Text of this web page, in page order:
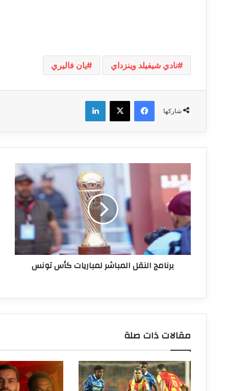
نادي شيفيلد وينزداي يان فاليري
شاركها
فيسبوك ‫X لينكدإن
النقل
المباشر
لمباريات
كأس
تونس
برنامج النقل المباشر لمباريات كأس تونس
مقالات ذات صلة